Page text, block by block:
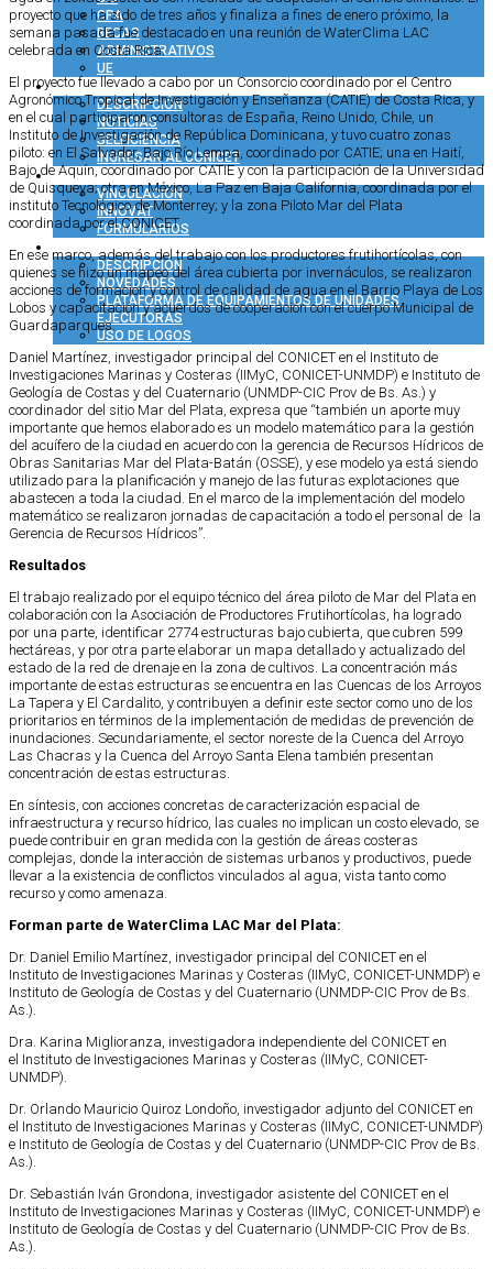
CPA
BECAS
ADMINISTRATIVOS
UE
COMUNICACIÓN
DESCRIPCIÓN
NOTICIAS
SELFICIENCIA
INGRESAR AL CONICET
VINCULACIÓN TECNOLÓGICA
VINCULACIÓN
INNOVAT
FORMULARIOS
COMUNIDAD CONICET
DESCRIPCIÓN
NOVEDADES
PLATAFORMA DE EQUIPAMIENTOS DE UNIDADES
EJECUTORAS
USO DE LOGOS
proyecto que ha sido de tres años y finaliza a fines de enero próximo, la
semana pasada fue destacado en una reunión de WaterClima LAC
celebrada en Costa Rica.
El proyecto fue llevado a cabo por un Consorcio coordinado por el Centro
Agronómico Tropical de Investigación y Enseñanza (CATIE) de Costa Rica, y
en el cual participaron consultoras de España, Reino Unido, Chile, un
Instituto de Investigación de República Dominicana, y tuvo cuatro zonas
piloto: en El Salvador, Bajo Río Lempa, coordinado por CATIE; una en Haití,
Bajo de Aquín, coordinado por CATIE y con la participación de la Universidad
de Quisqueya; otra en México, La Paz en Baja California, coordinada por el
instituto Tecnológico de Monterrey; y la zona Piloto Mar del Plata
coordinada por el CONICET.
En ese marco, además del trabajo con los productores frutihortícolas, con
quienes se hizo un mapeo del área cubierta por invernáculos, se realizaron
acciones de formación y control de calidad de agua en el Barrio Playa de Los
Lobos y capacitación y acuerdos de cooperación con el cuerpo Municipal de
Guardaparques.
Daniel Martínez, investigador principal del CONICET en el Instituto de
Investigaciones Marinas y Costeras (IIMyC, CONICET-UNMDP) e Instituto de
Geología de Costas y del Cuaternario (UNMDP-CIC Prov de Bs. As.) y
coordinador del sitio Mar del Plata, expresa que “también un aporte muy
importante que hemos elaborado es un modelo matemático para la gestión
del acuífero de la ciudad en acuerdo con la gerencia de Recursos Hídricos de
Obras Sanitarias Mar del Plata-Batán (OSSE), y ese modelo ya está siendo
utilizado para la planificación y manejo de las futuras explotaciones que
abastecen a toda la ciudad. En el marco de la implementación del modelo
matemático se realizaron jornadas de capacitación a todo el personal de la
Gerencia de Recursos Hídricos”.
Resultados
El trabajo realizado por el equipo técnico del área piloto de Mar del Plata en
colaboración con la Asociación de Productores Frutihortícolas, ha logrado
por una parte, identificar 2774 estructuras bajo cubierta, que cubren 599
hectáreas, y por otra parte elaborar un mapa detallado y actualizado del
estado de la red de drenaje en la zona de cultivos. La concentración más
importante de estas estructuras se encuentra en las Cuencas de los Arroyos
La Tapera y El Cardalito, y contribuyen a definir este sector como uno de los
prioritarios en términos de la implementación de medidas de prevención de
inundaciones. Secundariamente, el sector noreste de la Cuenca del Arroyo
Las Chacras y la Cuenca del Arroyo Santa Elena también presentan
concentración de estas estructuras.
En síntesis, con acciones concretas de caracterización espacial de
infraestructura y recurso hídrico, las cuales no implican un costo elevado, se
puede contribuir en gran medida con la gestión de áreas costeras
complejas, donde la interacción de sistemas urbanos y productivos, puede
llevar a la existencia de conflictos vinculados al agua, vista tanto como
recurso y como amenaza.
Forman parte de WaterClima LAC Mar del Plata:
Dr. Daniel Emilio Martínez, investigador principal del CONICET en el
Instituto de Investigaciones Marinas y Costeras (IIMyC, CONICET-UNMDP) e
Instituto de Geología de Costas y del Cuaternario (UNMDP-CIC Prov de Bs.
As.).
Dra. Karina Miglioranza, investigadora independiente del CONICET en
el Instituto de Investigaciones Marinas y Costeras (IIMyC, CONICET-
UNMDP).
Dr. Orlando Mauricio Quiroz Londoño, investigador adjunto del CONICET en
el Instituto de Investigaciones Marinas y Costeras (IIMyC, CONICET-UNMDP)
e Instituto de Geología de Costas y del Cuaternario (UNMDP-CIC Prov de Bs.
As.).
Dr. Sebastián Iván Grondona, investigador asistente del CONICET en el
Instituto de Investigaciones Marinas y Costeras (IIMyC, CONICET-UNMDP) e
Instituto de Geología de Costas y del Cuaternario (UNMDP-CIC Prov de Bs.
As.).